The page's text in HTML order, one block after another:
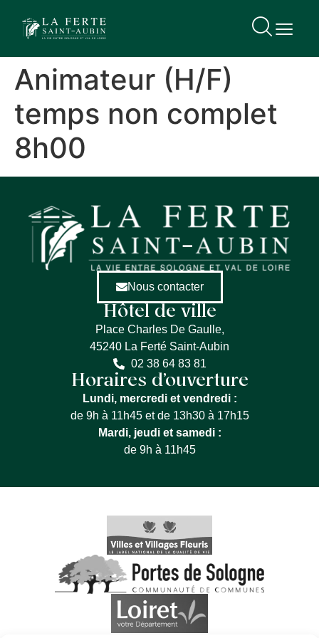
principal
Animateur (H/F)
temps non complet
8h00
Nous contacter
Hôtel de ville
Place Charles De Gaulle,
45240 La Ferté Saint-Aubin
02 38 64 83 81
Horaires d’ouverture
Lundi, mercredi et vendredi :
de 9h à 11h45 et de 13h30 à 17h15
Mardi, jeudi et samedi :
de 9h à 11h45